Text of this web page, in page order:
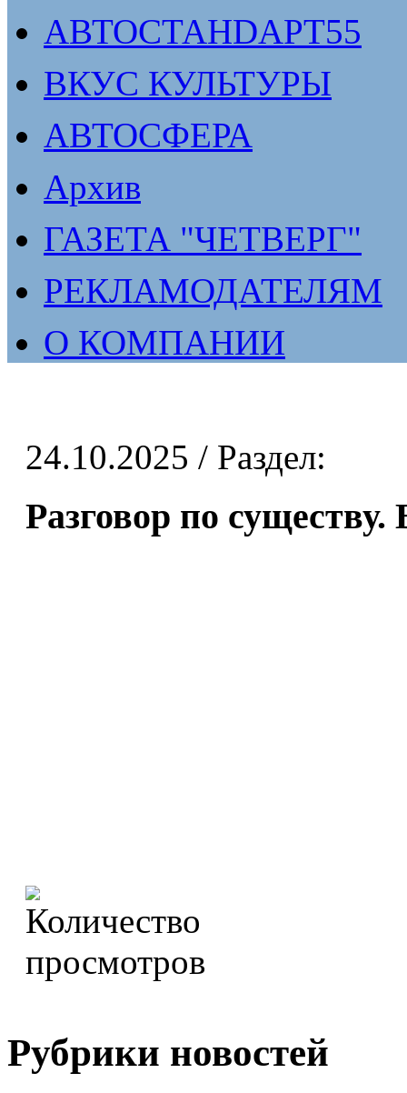
АВТОСТАНDАРТ55
ВКУС КУЛЬТУРЫ
АВТОСФЕРА
Архив
ГАЗЕТА "ЧЕТВЕРГ"
РЕКЛАМОДАТЕЛЯМ
О КОМПАНИИ
24.10.2025 / Раздел:
Разговор по
Рубрики новостей